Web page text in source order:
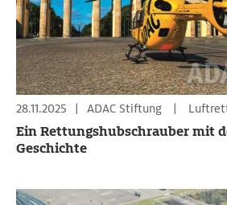
28.11.2025 | ADAC Stiftung |
Ein Rettungshubschrauber mit
Geschichte